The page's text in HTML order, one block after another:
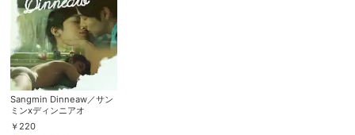
Sangmin Dinneaw／サン
ミンxディンニアオ
￥ 220